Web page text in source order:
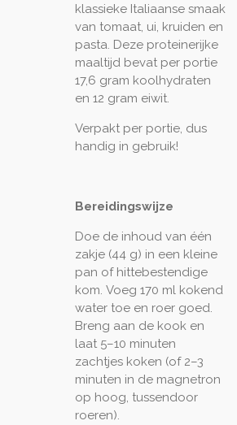
klassieke Italiaanse smaak
van tomaat, ui, kruiden en
pasta. Deze proteinerijke
maaltijd bevat per portie
17,6 gram koolhydraten
en 12 gram eiwit.
Verpakt per portie, dus
handig in gebruik!
Bereidingswijze
Doe de inhoud van één
zakje (44 g) in een kleine
pan of hittebestendige
kom. Voeg 170 ml kokend
water toe en roer goed.
Breng aan de kook en
laat 5–10 minuten
zachtjes koken (of 2–3
minuten in de magnetron
op hoog, tussendoor
roeren).